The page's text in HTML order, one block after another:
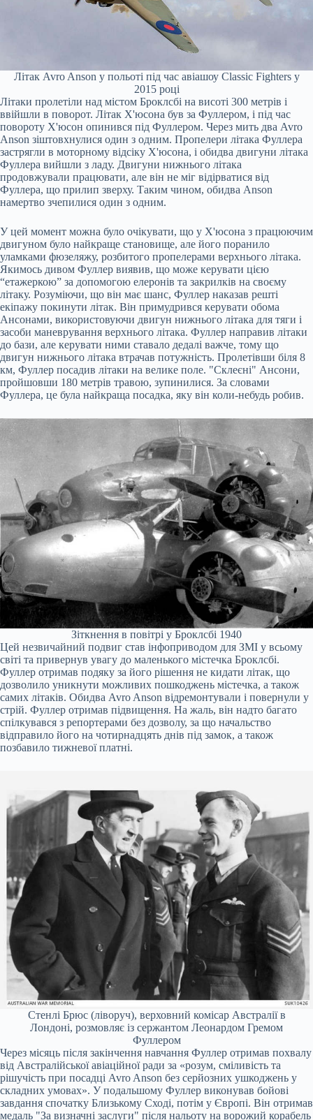
Літак Avro Anson у польоті під час авіашоу Classic Fighters у
2015 році
Літаки пролетіли над містом Броклсбі на висоті 300 метрів і
ввійшли в поворот. Літак Х'юсона був за Фуллером, і під час
повороту Х'юсон опинився під Фуллером. Через мить два Avro
Anson зіштовхнулися один з одним. Пропелери літака Фуллера
застрягли в моторному відсіку Х'юсона, і обидва двигуни літака
Фуллера вийшли з ладу. Двигуни нижнього літака
продовжували працювати, але він не міг відірватися від
Фуллера, що прилип зверху. Таким чином, обидва Anson
намертво зчепилися один з одним.
У цей момент можна було очікувати, що у Х'юсона з працюючим
двигуном було найкраще становище, але його поранило
уламками фюзеляжу, розбитого пропелерами верхнього літака.
Якимось дивом Фуллер виявив, що може керувати цією
“етажеркою” за допомогою елеронів та закрилків на своєму
літаку. Розуміючи, що він має шанс, Фуллер наказав решті
екіпажу покинути літак. Він примудрився керувати обома
Ансонами, використовуючи двигун нижнього літака для тяги і
засоби маневрування верхнього літака. Фуллер направив літаки
до бази, але керувати ними ставало дедалі важче, тому що
двигун нижнього літака втрачав потужність. Пролетівши біля 8
км, Фуллер посадив літаки на велике поле. "Склеєні" Ансони,
пройшовши 180 метрів травою, зупинилися. За словами
Фуллера, це була найкраща посадка, яку він коли-небудь робив.
Зіткнення в повітрі у Броклсбі 1940
Цей незвичайний подвиг став інфоприводом для ЗМІ у всьому
світі та привернув увагу до маленького містечка Броклсбі.
Фуллер отримав подяку за його рішення не кидати літак, що
дозволило уникнути можливих пошкоджень містечка, а також
самих літаків. Обидва Avro Anson відремонтували і повернули у
стрій. Фуллер отримав підвищення. На жаль, він надто багато
спілкувався з репортерами без дозволу, за що начальство
відправило його на чотирнадцять днів під замок, а також
позбавило тижневої платні.
Стенлі Брюс (ліворуч), верховний комісар Австралії в
Лондоні, розмовляє із сержантом Леонардом Гремом
Фуллером
Через місяць після закінчення навчання Фуллер отримав похвалу
від Австралійської авіаційної ради за «розум, сміливість та
рішучість при посадці Avro Anson без серйозних ушкоджень у
складних умовах». У подальшому Фуллер виконував бойові
завдання спочатку Близькому Сході, потім у Європі. Він отримав
медаль "За визначні заслуги" після нальоту на ворожий корабель